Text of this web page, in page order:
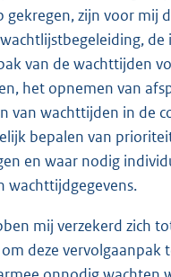
gekregen, zijn voor mij
de
van de wachttijden
het opnemen van
van wachttijden in de
bepalen van
en waar nodig
wachttijdgegevens.
mij verzekerd zich
deze vervolgaanpak